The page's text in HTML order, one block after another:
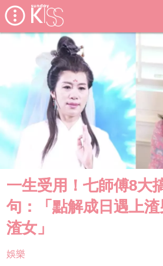
一生受用！​七師傅8大
句：「點解成日遇上
渣女」
娛樂